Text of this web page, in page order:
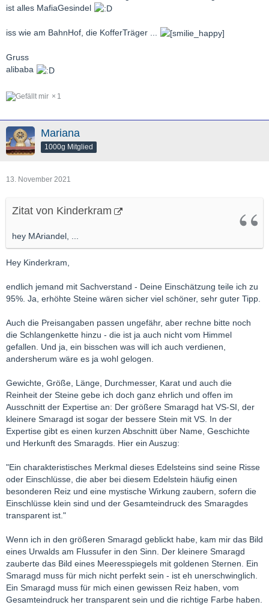
ist alles MafiaGesindel
iss wie am BahnHof, die KofferTräger ...
Gruss
alibaba
1
Mariana
1000g Mitglied
13. November 2021
Zitat von Kinderkram
hey MAriandel, ...
Hey Kinderkram,
endlich jemand mit Sachverstand - Deine Einschätzung teile ich zu
95%. Ja, erhöhte Steine wären sicher viel schöner, sehr guter Tipp.
Auch die Preisangaben passen ungefähr, aber rechne bitte noch
die Schlangenkette hinzu - die ist ja auch nicht vom Himmel
gefallen. Und ja, ein bisschen was will ich auch verdienen,
andersherum wäre es ja wohl gelogen.
Gewichte, Größe, Länge, Durchmesser, Karat und auch die
Reinheit der Steine gebe ich doch ganz ehrlich und offen im
Ausschnitt der Expertise an: Der größere Smaragd hat VS-SI, der
kleinere Smaragd ist sogar der bessere Stein mit VS. In der
Expertise gibt es einen kurzen Abschnitt über Name, Geschichte
und Herkunft des Smaragds. Hier ein Auszug:
"Ein charakteristisches Merkmal dieses Edelsteins sind seine Risse
oder Einschlüsse, die aber bei diesem Edelstein häufig einen
besonderen Reiz und eine mystische Wirkung zaubern, sofern die
Einschlüsse klein sind und der Gesamteindruck des Smaragdes
transparent ist."
Wenn ich in den größeren Smaragd geblickt habe, kam mir das Bild
eines Urwalds am Flussufer in den Sinn. Der kleinere Smaragd
zauberte das Bild eines Meeresspiegels mit goldenen Sternen. Ein
Smaragd muss für mich nicht perfekt sein - ist eh unerschwinglich.
Ein Smaragd muss für mich einen gewissen Reiz haben, vom
Gesamteindruck her transparent sein und die richtige Farbe haben.